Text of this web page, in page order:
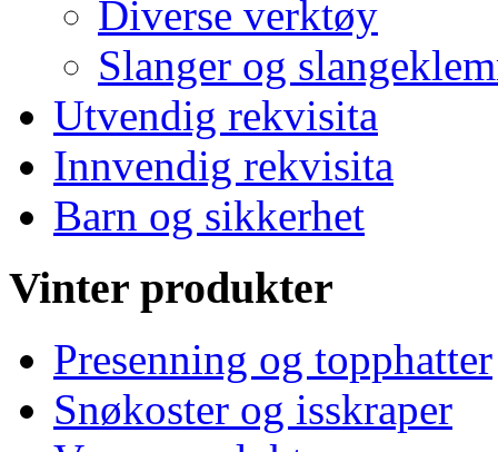
Diverse verktøy
Slanger og
Utvendig rekvisita
Innvendig rekvisita
Barn og sikkerhet
Vinter produkter
Presenning og topphatter
Snøkoster og isskraper